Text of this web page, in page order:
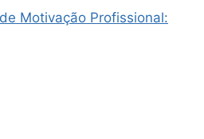
Motivação Profissional: